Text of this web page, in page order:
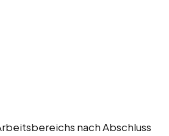
nach Abschluss